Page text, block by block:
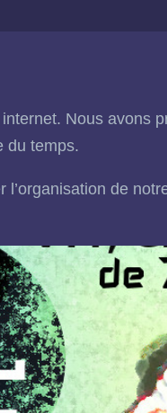
Nous avons
du temps.
l’organisation de